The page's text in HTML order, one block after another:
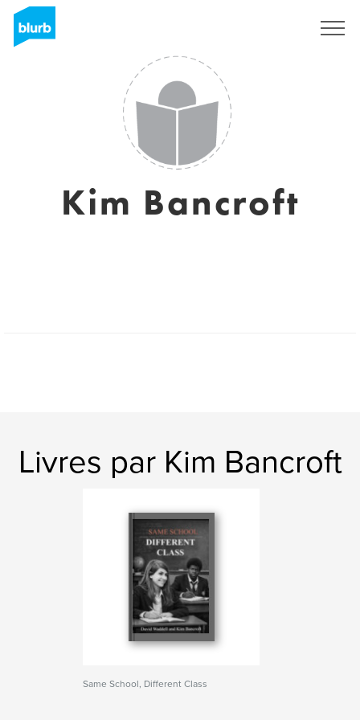
Kim Bancroft
Livres par Kim Bancroft
Same School, Different Class